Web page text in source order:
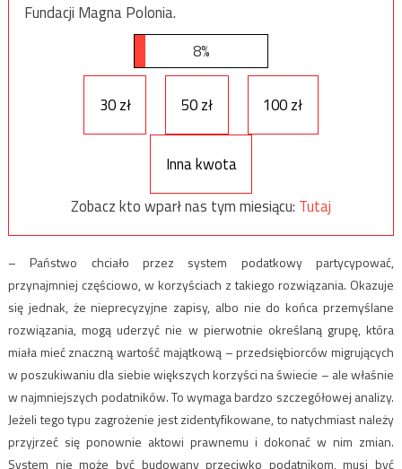
Fundacji Magna Polonia.
8%
30 zł 50 zł 100 zł
Inna kwota
Zobacz kto wparł nas tym miesiącu: Tutaj
– Państwo chciało przez system podatkowy partycypować,
przynajmniej częściowo, w korzyściach z takiego rozwiązania. Okazuje
się jednak, że nieprecyzyjne zapisy, albo nie do końca przemyślane
rozwiązania, mogą uderzyć nie w pierwotnie określaną grupę, która
miała mieć znaczną wartość majątkową – przedsiębiorców migrujących
w poszukiwaniu dla siebie większych korzyści na świecie – ale właśnie
w najmniejszych podatników. To wymaga bardzo szczegółowej analizy.
Jeżeli tego typu zagrożenie jest zidentyfikowane, to natychmiast należy
przyjrzeć się ponownie aktowi prawnemu i dokonać w nim zmian.
System nie może być budowany przeciwko podatnikom, musi być